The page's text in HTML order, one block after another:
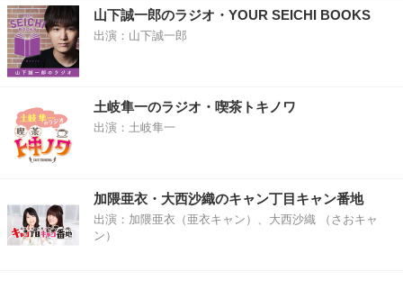
山下誠一郎のラジオ・YOUR SEICHI BOOKS
出演：山下誠一郎
土岐隼一のラジオ・喫茶トキノワ
出演：土岐隼一
加隈亜衣・大西沙織のキャン丁目キャン番地
出演：加隈亜衣（亜衣キャン）、大西沙織 （さおキャ
ン）